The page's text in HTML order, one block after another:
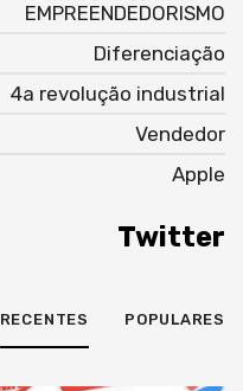
EMPREENDEDORISMO
Diferenciação
4a revolução industrial
Vendedor
Apple
Twitter
POPULARES
RECENTES